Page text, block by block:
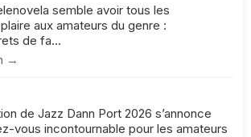
semble avoir tous les
aux amateurs du genre :
de fa...
→
de Jazz Dann Port 2026 s’annonce
vous incontournable pour les amateurs